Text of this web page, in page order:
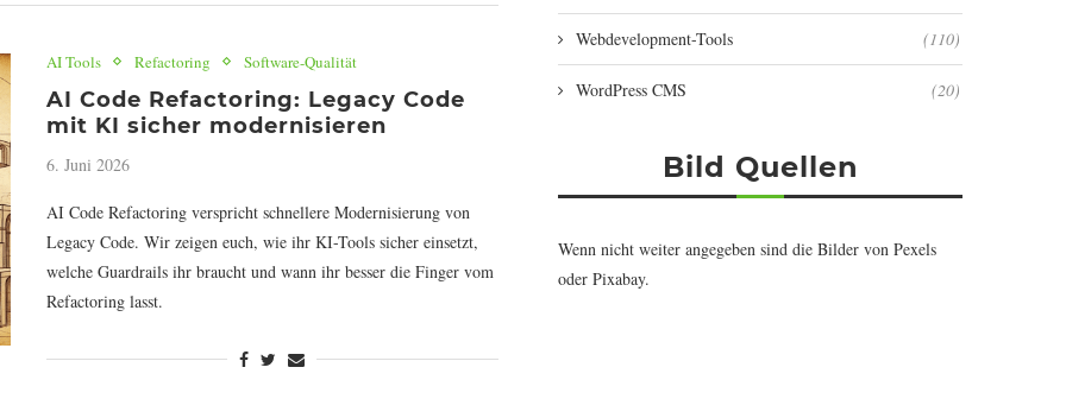
AI Tools Refactoring Software-Qualität
AI Code Refactoring: Legacy Code
mit KI sicher modernisieren
6. Juni 2026
AI Code Refactoring verspricht schnellere Modernisierung von
Legacy Code. Wir zeigen euch, wie ihr KI-Tools sicher einsetzt,
welche Guardrails ihr braucht und wann ihr besser die Finger vom
Refactoring lasst.
Webdevelopment-Tools (110)
WordPress CMS (20)
Bild Quellen
Wenn nicht weiter angegeben sind die Bilder von Pexels
oder Pixabay.